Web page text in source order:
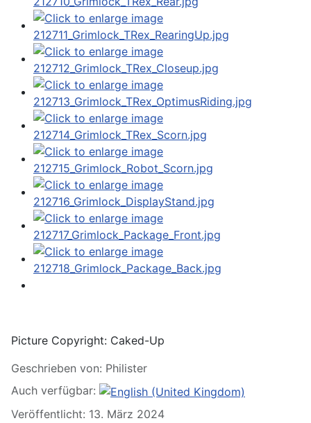
Picture Copyright: Caked-Up
Geschrieben von: Philister
Auch verfügbar:
Veröffentlicht: 13. März 2024